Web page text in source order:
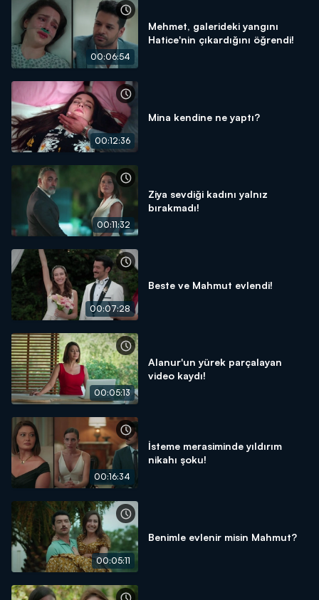
00:06:54
Mehmet, galerideki yangını
Hatice'nin çıkardığını öğrendi!
00:12:36
Mina kendine ne yaptı?
00:11:32
Ziya sevdiği kadını yalnız
bırakmadı!
00:07:28
Beste ve Mahmut evlendi!
00:05:13
Alanur'un yürek parçalayan
video kaydı!
00:16:34
İsteme merasiminde yıldırım
nikahı şoku!
00:05:11
Benimle evlenir misin Mahmut?